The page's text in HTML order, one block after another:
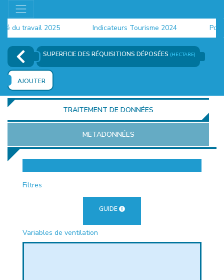
travail 2025 Indicateurs Tourisme 2024
SUPERFICIE DES RÉQUISITIONS DÉPOSÉES (HECTARE)
AJOUTER
TRAITEMENT DE DONNÉES
METADONNÉES
Filtres
GUIDE
Variables de ventilation